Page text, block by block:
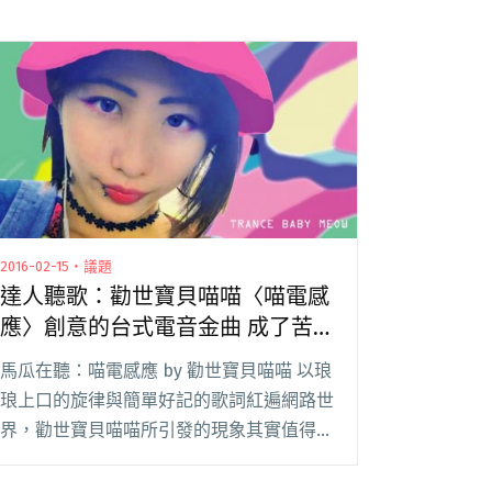
2016-02-15・議題
達人聽歌：勸世寶貝喵喵〈喵電感
應〉創意的台式電音金曲 成了苦
悶生活中的調味良方
馬瓜在聽：喵電感應 by 勸世寶貝喵喵 以琅
琅上口的旋律與簡單好記的歌詞紅遍網路世
界，勸世寶貝喵喵所引發的現象其實值得我
們好好思考，當流行音樂的刻板無趣及大量